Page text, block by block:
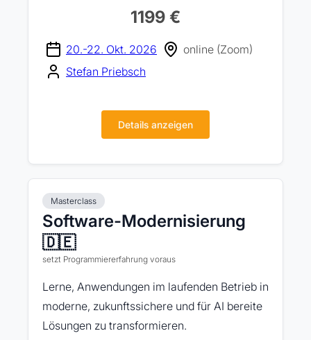
1199 €
20.-22. Okt. 2026
online (Zoom)
Stefan Priebsch
Details anzeigen
Masterclass
Software-Modernisierung
🇩🇪
setzt Programmiererfahrung voraus
Lerne, Anwendungen im laufenden Betrieb in
moderne, zukunftssichere und für AI bereite
Lösungen zu transformieren.